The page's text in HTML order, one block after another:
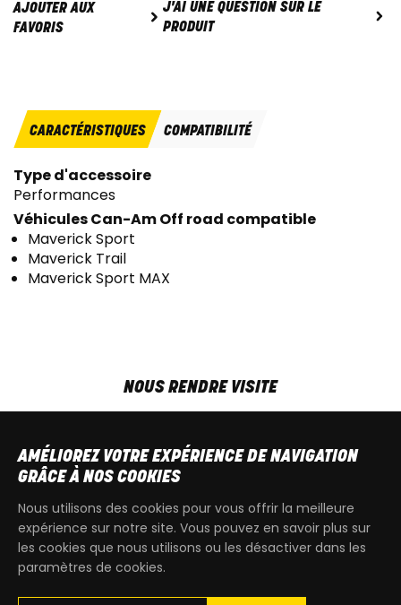
AJOUTER AUX
FAVORIS
J'AI UNE QUESTION SUR LE
PRODUIT
CARACTÉRISTIQUES COMPATIBILITÉ
Type d'accessoire
Performances
Véhicules Can-Am Off road compatible
Maverick Sport
Maverick Trail
Maverick Sport MAX
NOUS RENDRE VISITE
SAM9h00 - 13h30
T+32 64 700 970
AMÉLIOREZ VOTRE EXPÉRIENCE DE NAVIGATION
GRÂCE À NOS COOKIES
Nous utilisons des cookies pour vous offrir la meilleure
expérience sur notre site. Vous pouvez en savoir plus sur
les cookies que nous utilisons ou les désactiver dans les
paramètres de cookies.